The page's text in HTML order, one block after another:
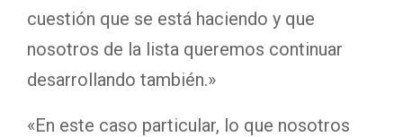
cuestión que se está haciendo y que
nosotros de la lista queremos continuar
desarrollando también.»
«En este caso particular, lo que nosotros